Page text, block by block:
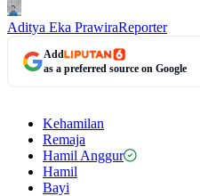
Aditya Eka PrawiraReporter
Add
as a preferred source on Google
Kehamilan
Remaja
Hamil Anggur
Hamil
Bayi